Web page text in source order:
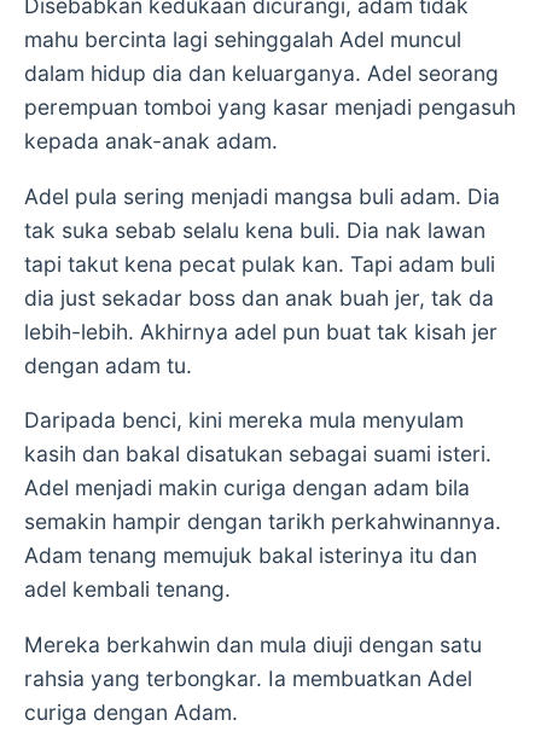
Disebabkan kedukaan dicurangi, adam tidak
mahu bercinta lagi sehinggalah Adel muncul
dalam hidup dia dan keluarganya. Adel seorang
perempuan tomboi yang kasar menjadi pengasuh
kepada anak-anak adam.
Adel pula sering menjadi mangsa buli adam. Dia
tak suka sebab selalu kena buli. Dia nak lawan
tapi takut kena pecat pulak kan. Tapi adam buli
dia just sekadar boss dan anak buah jer, tak da
lebih-lebih. Akhirnya adel pun buat tak kisah jer
dengan adam tu.
Daripada benci, kini mereka mula menyulam
kasih dan bakal disatukan sebagai suami isteri.
Adel menjadi makin curiga dengan adam bila
semakin hampir dengan tarikh perkahwinannya.
Adam tenang memujuk bakal isterinya itu dan
adel kembali tenang.
Mereka berkahwin dan mula diuji dengan satu
rahsia yang terbongkar. Ia membuatkan Adel
curiga dengan Adam.